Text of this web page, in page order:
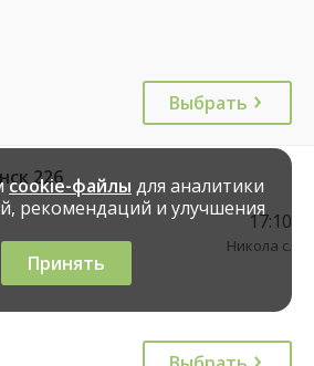
Выбрать
226
17:10
Никола с.
cookie-файлы для аналитики
рекомендаций и улучшения
Принять